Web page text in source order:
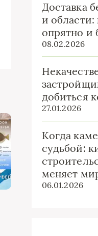
Доставка
и области:
опрятно и
08.02.2026
добиться
27.01.2026
Когда
судьбой:
меняет
06.01.2026